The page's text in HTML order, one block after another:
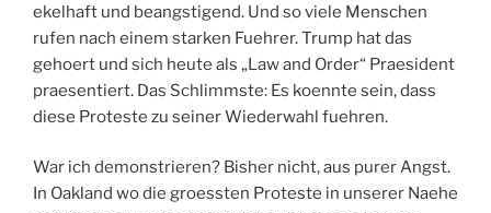
ekelhaft und beangstigend. Und so viele Menschen
rufen nach einem starken Fuehrer. Trump hat das
gehoert und sich heute als „Law and Order“ Praesident
praesentiert. Das Schlimmste: Es koennte sein, dass
diese Proteste zu seiner Wiederwahl fuehren.
War ich demonstrieren? Bisher nicht, aus purer Angst.
In Oakland wo die groessten Proteste in unserer Naehe